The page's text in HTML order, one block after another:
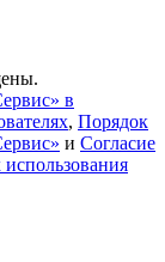
в
, Порядок
и Согласие